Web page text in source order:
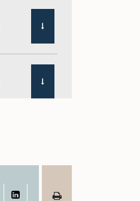
WhatsAppLinkedIn